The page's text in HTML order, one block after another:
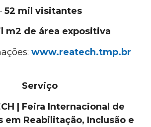
52 mil visitantes
m2 de área expositiva
www.reatech.tmp.br
Serviço
| Feira Internacional de
em Reabilitação, Inclusão e